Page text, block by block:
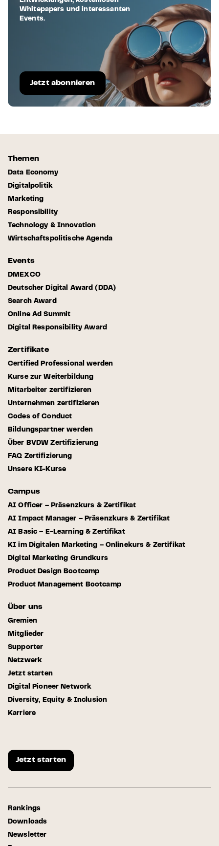
Whitepapers und interessanten
Events.
Jetzt abonnieren
Themen
Data Economy
Digitalpolitik
Marketing
Responsibility
Technology & Innovation
Wirtschaftspolitische Agenda
Events
DMEXCO
Deutscher Digital Award (DDA)
Search Award
Online Ad Summit
Digital Responsibility Award
Zertifikate
Certified Professional werden
Kurse zur Weiterbildung
Mitarbeiter zertifizieren
Unternehmen zertifizieren
Codes of Conduct
Bildungspartner werden
Über BVDW Zertifizierung
FAQ Zertifizierung
Unsere KI-Kurse
Campus
AI Officer – Präsenzkurs & Zertifikat
AI Impact Manager – Präsenzkurs & Zertifikat
AI Basic – E-Learning & Zertifikat
KI im Digitalen Marketing – Onlinekurs & Zertifikat
Digital Marketing Grundkurs
Product Design Bootcamp
Product Management Bootcamp
Über uns
Gremien
Mitglieder
Supporter
Netzwerk
Jetzt starten
Digital Pioneer Network
Diversity, Equity & Inclusion
Karriere
Jetzt starten
Rankings
Downloads
Newsletter